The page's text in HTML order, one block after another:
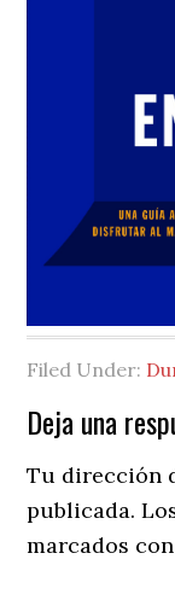
Filed Under:
Reader
Deja una
Tu dirección
publicada.
marcados